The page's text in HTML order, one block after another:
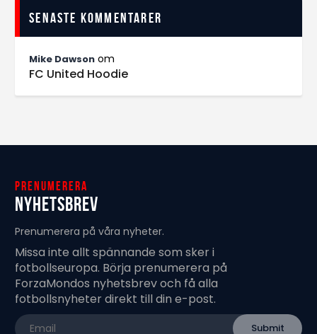
Senaste kommentarer
Mike Dawson om
FC United Hoodie
Prenumerera
Nyhetsbrev
Prenumerera på våra nyheter.
Missa inte allt spännande som sker i
fotbollseuropa. Börja prenumerera på
ForzaMondos nyhetsbrev och få alla
fotbollsnyheter direkt till din e-post.